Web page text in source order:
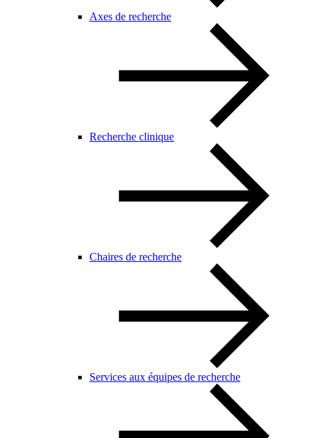
Axes de recherche
Recherche clinique
Chaires de recherche
Services aux équipes de recherche